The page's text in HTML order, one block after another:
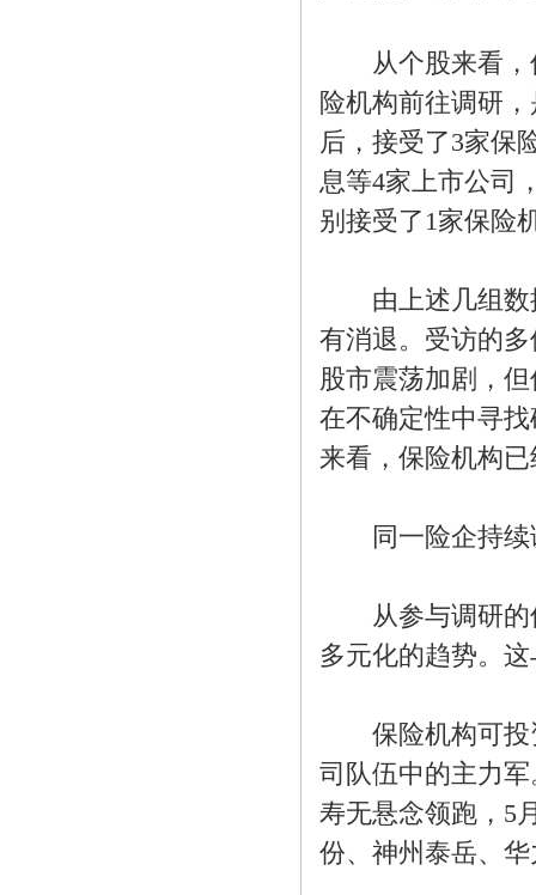
从个股来看，
险机构前往调研
后，接受了3家保
息等4家上市公司
别接受了1家保险
由上述几组数
有消退。受访的
股市震荡加剧，
在不确定性中寻
来看，保险机构
同一险企持续
从参与调研的
多元化的趋势。
保险机构可投
司队伍中的主力
寿无悬念领跑，5
份、神州泰岳、